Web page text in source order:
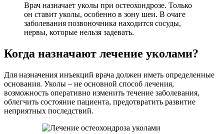
Врач назначает уколы при остеохондрозе. Только
он ставит уколы, особенно в зону шеи. В очаге
заболевания позвоночника находится сосуды,
нервы, которые нельзя задевать.
Когда назначают лечение уколами?
Для назначения инъекций врача должен иметь определенные
основания. Уколы – не основной способ лечения,
возможность оперативно изменить течение заболевания,
облегчить состояние пациента, предотвратить развитие
неприятных последствий.